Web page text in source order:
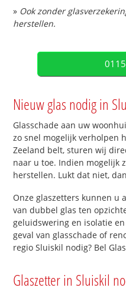
» Ook zonder
herstellen.
Nieuw glas nodig in
Glasschade aan uw
zo snel mogelijk verholpen
Zeeland belt, sturen wij
naar u toe. Indien mogelijk
herstellen. Lukt dat niet,
Onze glaszetters kunnen u
van dubbel glas ten
geluidswering en isolatie
geval van glasschade of
regio Sluiskil nodig? Bel
Glaszetter in Sluiskil